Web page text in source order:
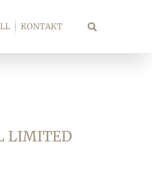
KONTAKT Suche
LIMITED